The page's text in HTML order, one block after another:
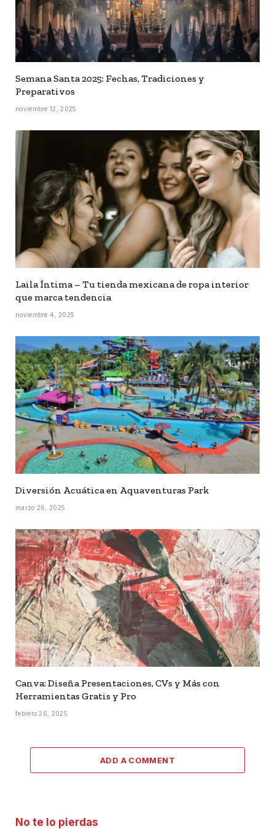
Semana Santa 2025: Fechas, Tradiciones y
Preparativos
noviembre 12, 2025
Laila Íntima – Tu tienda mexicana de ropa interior
que marca tendencia
noviembre 4, 2025
Diversión Acuática en Aquaventuras Park
marzo 26, 2025
Canva: Diseña Presentaciones, CVs y Más con
Herramientas Gratis y Pro
febrero 26, 2025
ADD A COMMENT
No te lo pierdas